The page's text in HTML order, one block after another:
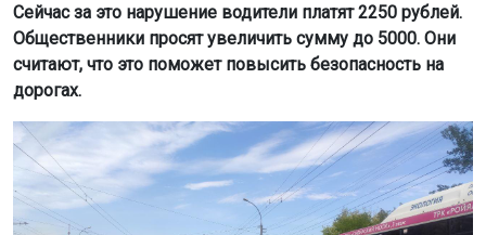
Сейчас за это нарушение водители платят 2250 рублей.
Общественники просят увеличить сумму до 5000. Они
считают, что это поможет повысить безопасность на
дорогах.